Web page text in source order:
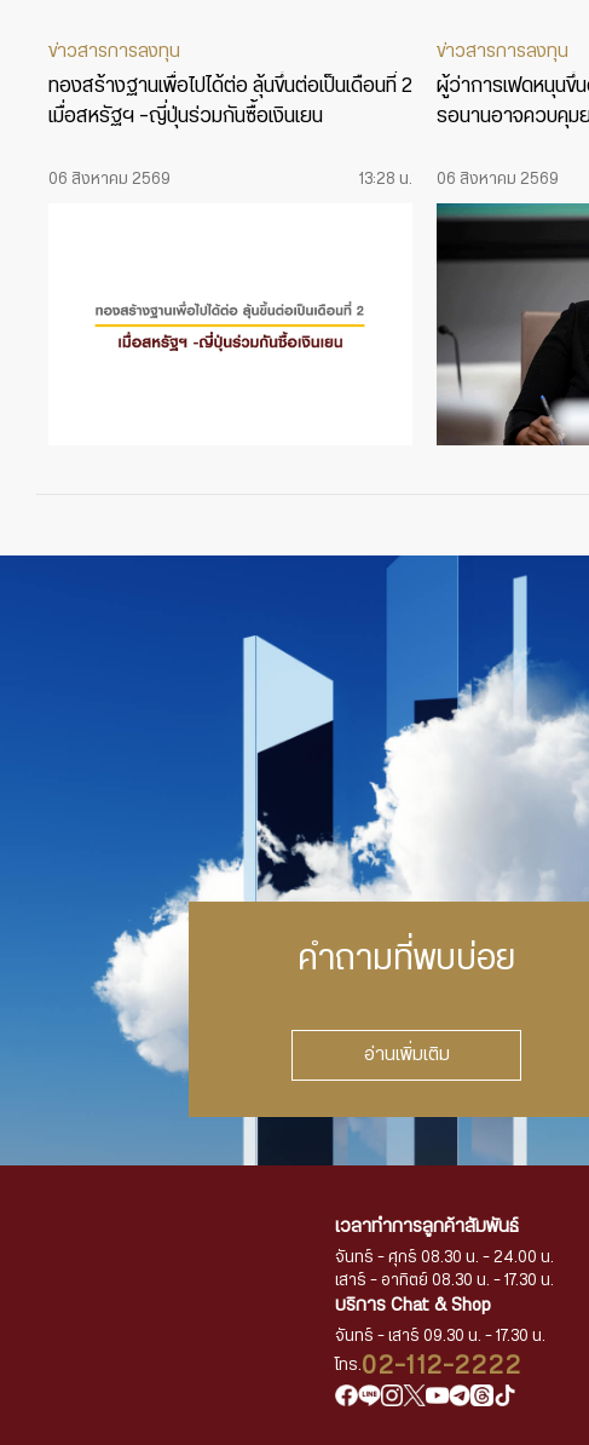
ข่าวสารการลงทุน
ทองสร้างฐานเพื่อไปได้ต่อ ลุ้นขึ้นต่อเป็นเดือนที่ 2
เมื่อสหรัฐฯ -ญี่ปุ่นร่วมกันซื้อเงินเยน
06 สิงหาคม 2569 13:28 น.
ข่าวสารการลงทุน
ผู้ว่าการเฟดหนุนขึ้น
รอนานอาจควบคุม
06 สิงหาคม 2569
คำถามที่พบบ่อย
อ่านเพิ่มเติม
เวลาทำการลูกค้าสัมพันธ์
จันทร์ - ศุกร์ 08.30 น. - 24.00 น.
เสาร์ - อาทิตย์ 08.30 น. - 17.30 น.
บริการ Chat & Shop
จันทร์ - เสาร์ 09.30 น. - 17.30 น.
โทร.02-112-2222